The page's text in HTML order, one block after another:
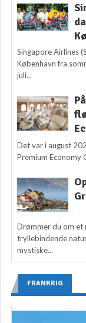
Singapore Airlines
København fra
juli...
Det var i august
Premium Economy
Drømmer du om et
tryllebindende
mystiske...
FRANKRIG